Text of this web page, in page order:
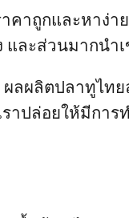
คาถูกและหาง่า
และส่วนมากนำ
ผลผลิตปลาทูไ
ราปล่อยให้มีก